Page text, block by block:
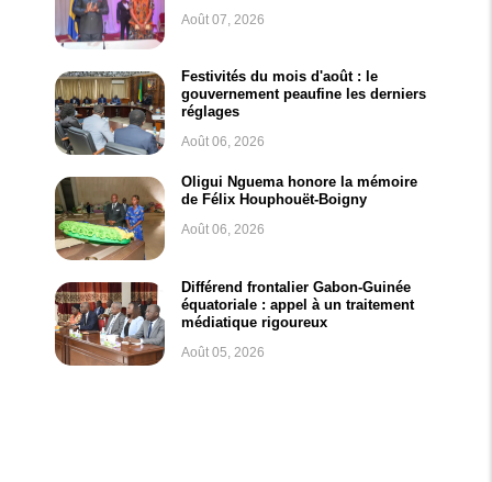
Août 07, 2026
Festivités du mois d'août : le
gouvernement peaufine les derniers
réglages
Août 06, 2026
Oligui Nguema honore la mémoire
de Félix Houphouët-Boigny
Août 06, 2026
Différend frontalier Gabon-Guinée
équatoriale : appel à un traitement
médiatique rigoureux
Août 05, 2026